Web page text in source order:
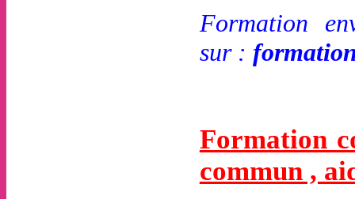
Formation
sur :
Formation
commun ,